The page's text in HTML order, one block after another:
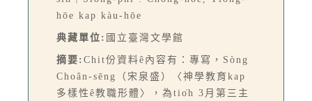
hōe kap kàu-hōe
典藏單位: 國立臺灣文學館
摘要: Chit份資料ê內容有：專寫，Sòng
Choân-sēng（宋泉盛）〈神學教育kap
多樣性ê教職形體〉，為tio̍h 3月第三主